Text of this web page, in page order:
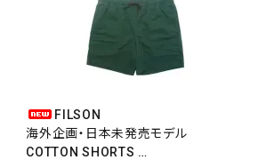
FILSON
海外企画・日本未発売モデル
COTTON SHORTS